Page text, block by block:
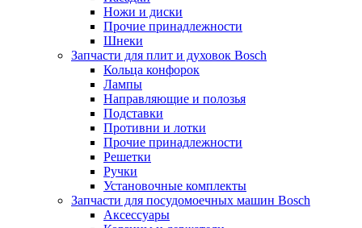
Ножи и диски
Прочие принадлежности
Шнеки
Запчасти для плит и духовок Bosch
Кольца конфорок
Лампы
Направляющие и полозья
Подставки
Противни и лотки
Прочие принадлежности
Решетки
Ручки
Установочные комплекты
Запчасти для посудомоечных машин Bosch
Аксессуары